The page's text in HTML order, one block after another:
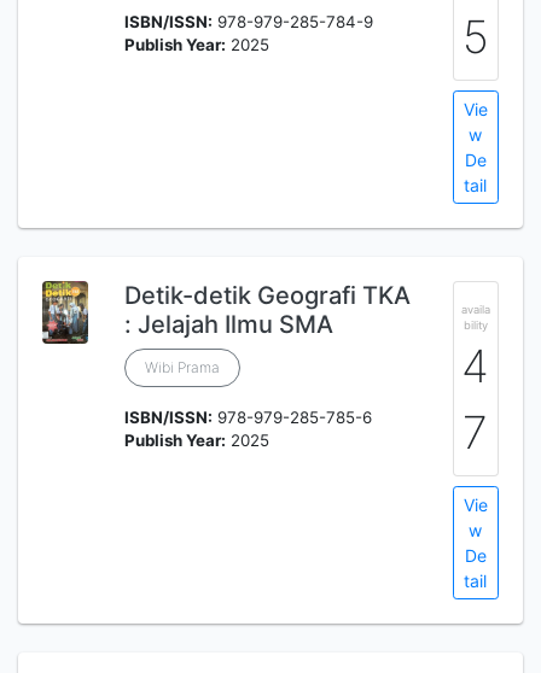
ISBN/ISSN: 978-979-285-784-9
Publish Year: 2025
5
Vie
w
De
tail
Detik-detik Geografi TKA
: Jelajah Ilmu SMA
Wibi Prama
ISBN/ISSN: 978-979-285-785-6
Publish Year: 2025
availa
bility
4
7
Vie
w
De
tail